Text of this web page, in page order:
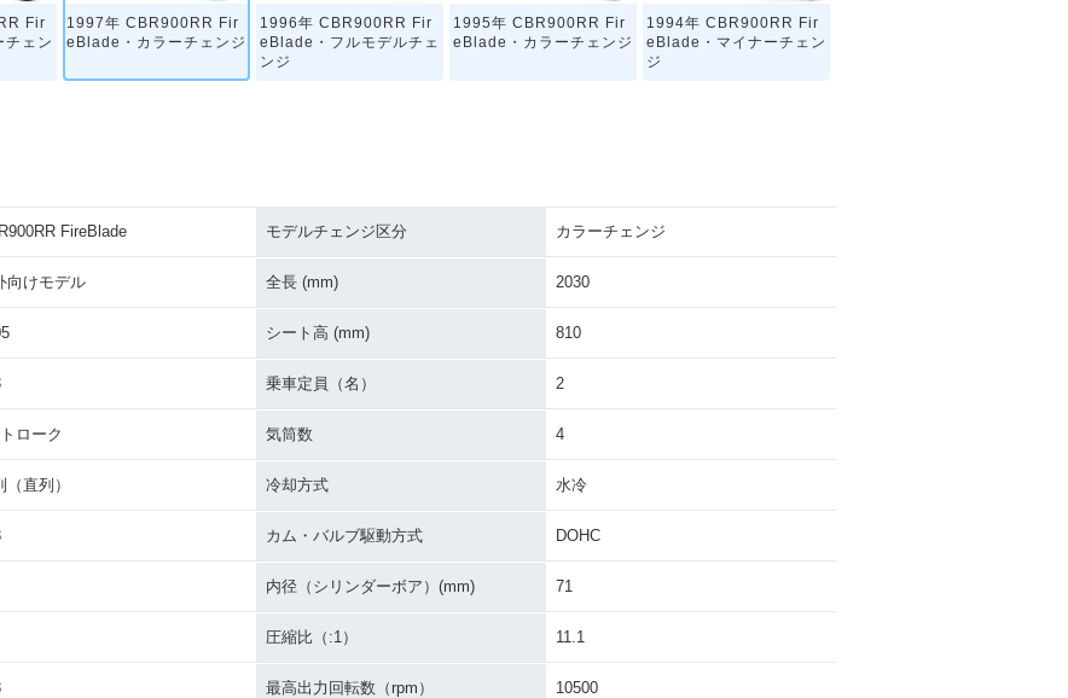
Fir
ェン
1997年 CBR900RR Fir
eBlade・カラーチェンジ
1996年 CBR900RR Fir
eBlade・フルモデルチェ
ンジ
1995年 CBR900RR Fir
eBlade・カラーチェンジ
1994年 CBR900RR Fir
eBlade・マイナーチェン
ジ
FireBlade モデルチェンジ区分 カラーチェンジ
向けモデル 全長 (mm) 2030
シート高 (mm) 810
乗車定員（名） 2
ローク 気筒数 4
（直列） 冷却方式 水冷
カム・バルブ駆動方式 DOHC
内径（シリンダーボア）(mm) 71
圧縮比（:1） 11.1
最高出力回転数（rpm） 10500